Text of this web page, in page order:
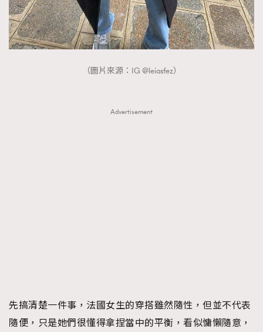
（圖片來源：IG @leiasfez）
Advertisement
先搞清楚一件事，法國女生的穿搭雖然隨性，但並不代表
隨便，只是她們很懂得拿捏當中的平衡，看似慵懶隨意，